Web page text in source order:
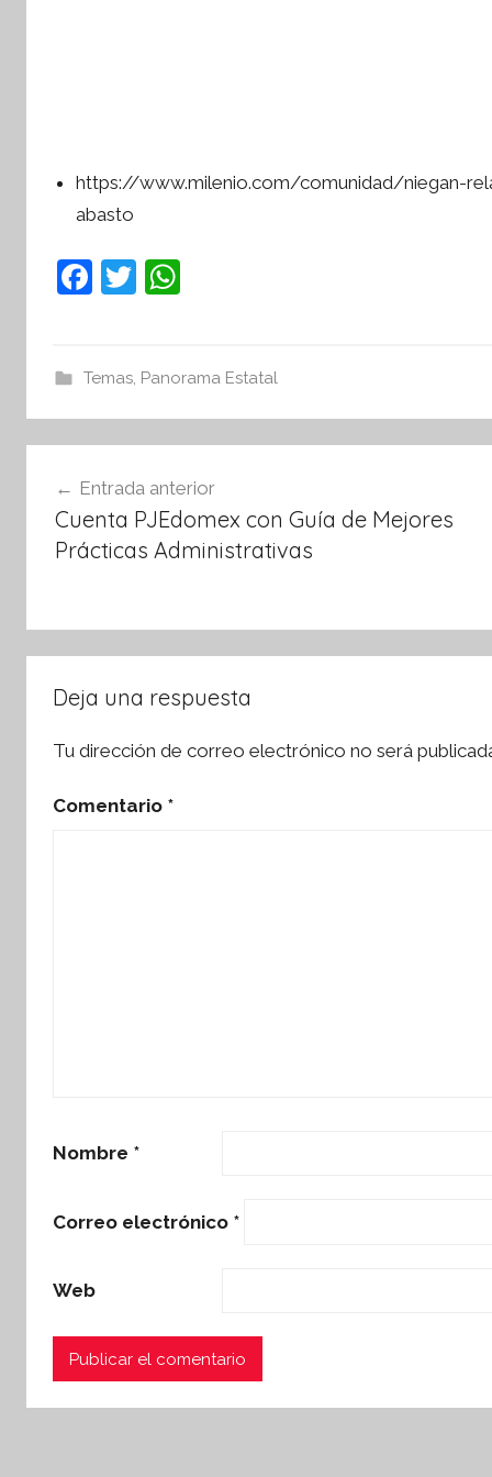
https://www.milenio.com/comunidad/niegan-
abasto
F
e
b
o
o
k
T
er s
A
p
p
Temas, Panorama Estatal
de
entradas
Entrada anterior
Cuenta PJEdomex con Guía de Mejores
Prácticas Administrativas
Deja una respuesta
Tu dirección de correo electrónico no será
Comentario *
Nombre *
Correo electrónico *
Web